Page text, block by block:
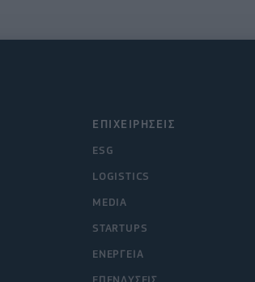
ΕΠΙΧΕΙΡΗΣΕΙΣ
ESG
LOGISTICS
MEDIA
STARTUPS
ΕΝΕΡΓΕΙΑ